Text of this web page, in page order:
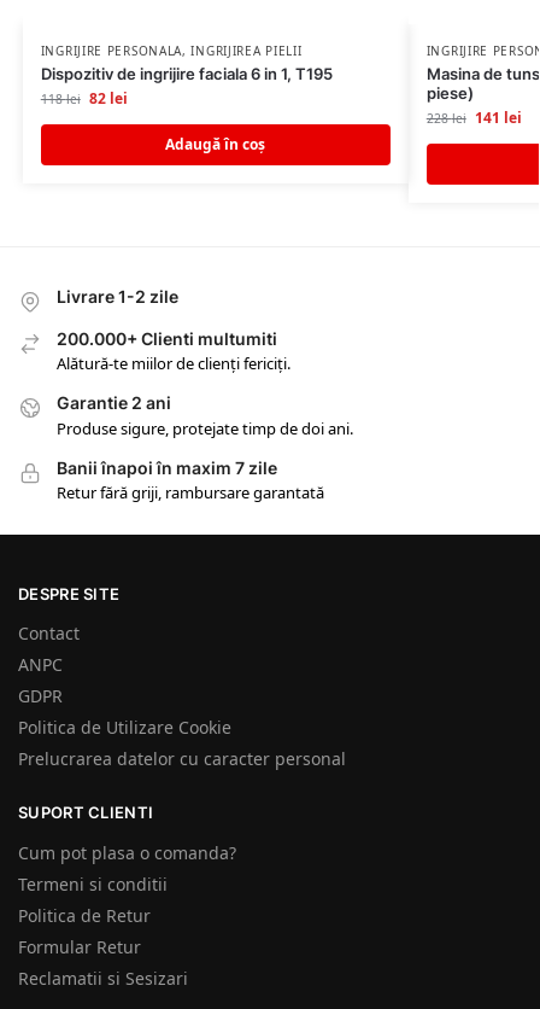
INGRIJIRE PERSONALA,INGRIJIREA PIELII
Dispozitiv de ingrijire faciala 6 in 1, T195
118lei 82 lei
Adaugă în coș
INGRIJIRE
Masina de
piese)
228lei 141 lei
Livrare 1-2 zile
200.000+ Clienti multumiti
Alătură-te miilor de clienți fericiți.
Garantie 2 ani
Produse sigure, protejate timp de doi ani.
Banii înapoi în maxim 7 zile
Retur fără griji, rambursare garantată
DESPRE SITE
Contact
ANPC
GDPR
Politica de Utilizare Cookie
Prelucrarea datelor cu caracter personal
SUPORT CLIENTI
Cum pot plasa o comanda?
Termeni si conditii
Politica de Retur
Formular Retur
Reclamatii si Sesizari